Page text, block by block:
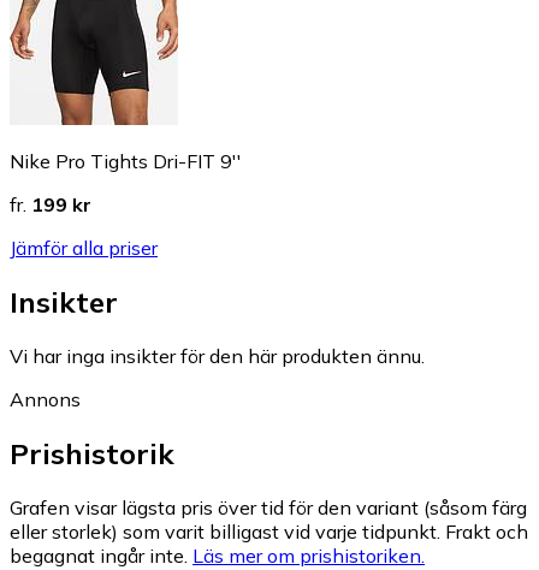
Nike Pro Tights Dri-FIT 9''
fr. 199 kr
Jämför alla priser
Insikter
Vi har inga insikter för den här produkten ännu.
Annons
Prishistorik
Grafen visar lägsta pris över tid för den variant (såsom färg
eller storlek) som varit billigast vid varje tidpunkt. Frakt och
begagnat ingår inte. Läs mer om prishistoriken.